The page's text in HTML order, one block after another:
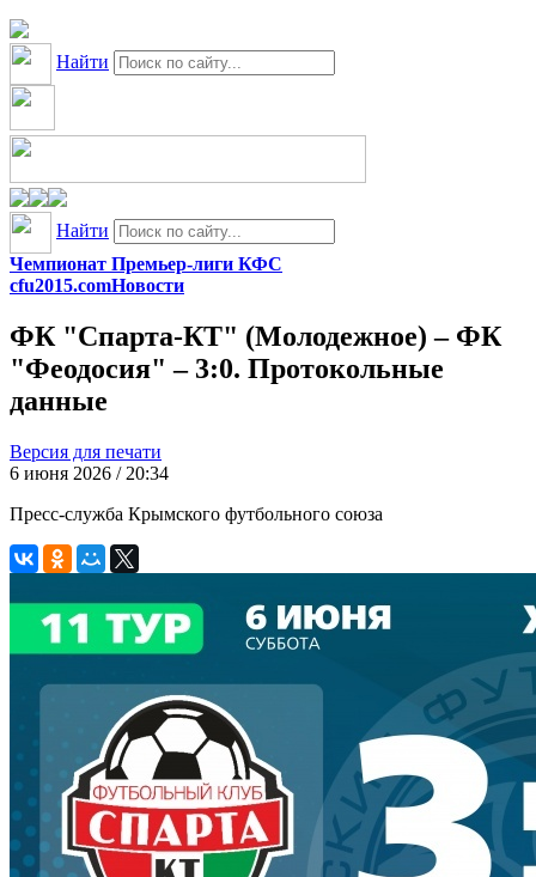
Найти
Найти
Чемпионат Премьер-лиги КФС
cfu2015.comНовости
ФК "Спарта-КТ" (Молодежное) – ФК
"Феодосия" – 3:0. Протокольные
данные
Версия для печати
6 июня 2026 / 20:34
Пресс-служба Крымского футбольного союза